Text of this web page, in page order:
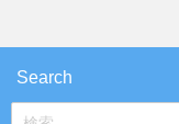
Search